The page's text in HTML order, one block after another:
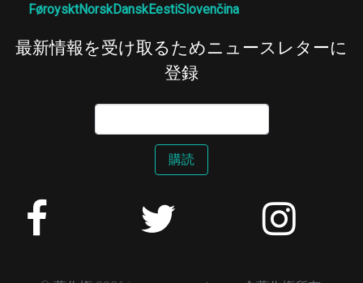
FøroysktNorskDanskEestiSlovenčina
最新情報を受け取るためニュースレターに
登録
購読